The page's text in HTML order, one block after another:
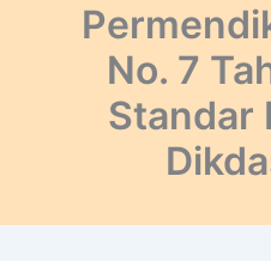
No. 7
Standar